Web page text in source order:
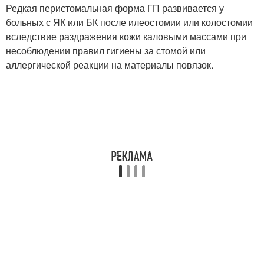
Редкая перистомальная форма ГП развивается у
больных с ЯК или БК после илеостомии или колостомии
вследствие раздражения кожи каловыми массами при
несоблюдении правил гигиены за стомой или
аллергической реакции на материалы повязок.